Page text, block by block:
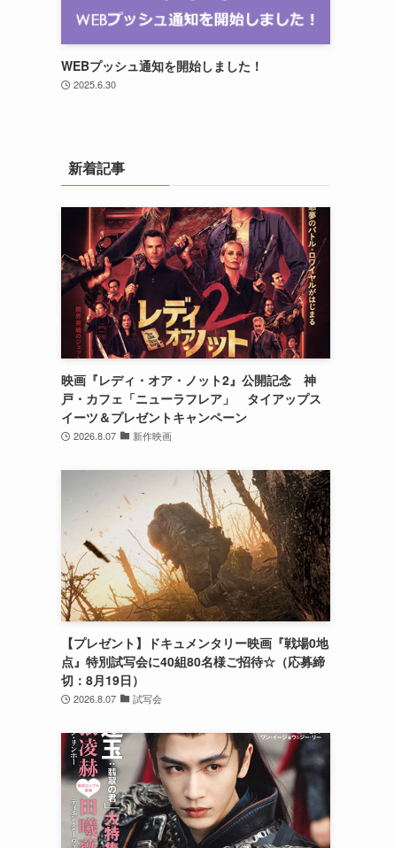
WEBプッシュ通知を開始しました！
2025.6.30
新着記事
映画『レディ・オア・ノット2』公開記念 神
戸・カフェ「ニューラフレア」 タイアップス
イーツ＆プレゼントキャンペーン
2026.8.07 新作映画
【プレゼント】ドキュメンタリー映画『戦場0地
点』特別試写会に40組80名様ご招待☆（応募締
切：8月19日）
2026.8.07 試写会